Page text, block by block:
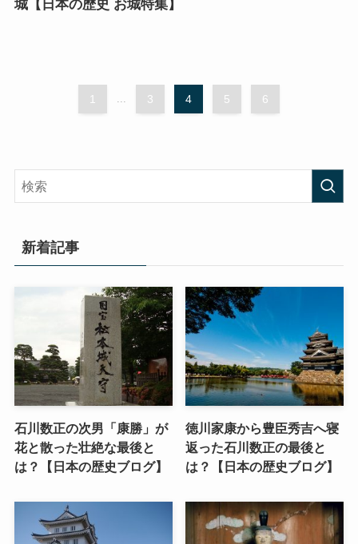
城【日本の歴史 お城特集】
1 3 4 5 6
新着記事
石川数正の次男「康勝」が
花と散った壮絶な最後と
は？【日本の歴史ブログ】
徳川家康から豊臣秀吉へ寝
返った石川数正の最後と
は？【日本の歴史ブログ】